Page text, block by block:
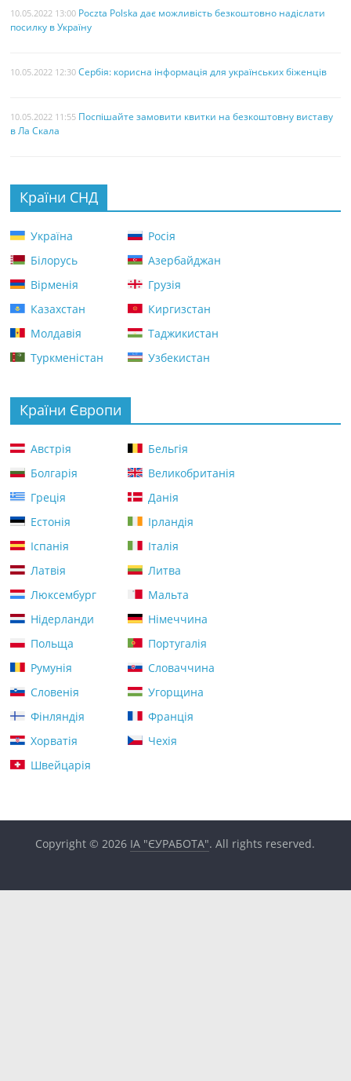
10.05.2022 13:00 Poczta Polska дає можливість безкоштовно надіслати
посилку в Україну
10.05.2022 12:30 Сербія: корисна інформація для українських біженців
10.05.2022 11:55 Поспішайте замовити квитки на безкоштовну виставу
в Ла Скала
Країни СНД
Україна
Росія
Білорусь
Азербайджан
Вірменія
Грузія
Казахстан
Киргизстан
Молдавія
Таджикистан
Туркменістан
Узбекистан
Країни Європи
Австрія
Бельгія
Болгарія
Великобританія
Греція
Данія
Естонія
Ірландія
Іспанія
Італія
Латвія
Литва
Люксембург
Мальта
Нідерланди
Німеччина
Польща
Португалія
Румунія
Словаччина
Словенія
Угорщина
Фінляндія
Франція
Хорватія
Чехія
Швейцарія
Copyright © 2026 ІА "ЄУРАБОТА". All rights reserved.